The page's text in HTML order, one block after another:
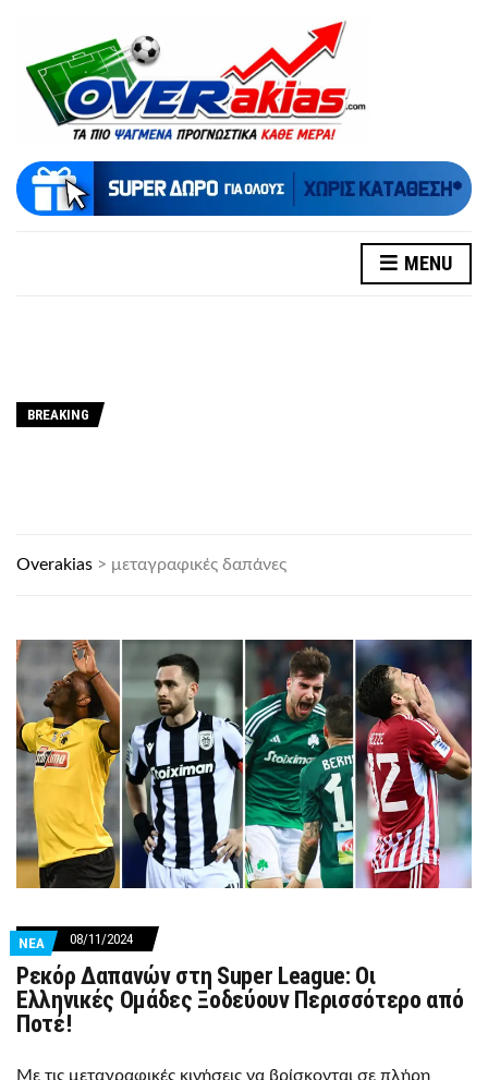
MENU
BREAKING
Overakias > μεταγραφικές δαπάνες
ΝΕΑ 08/11/2024
Ρεκόρ Δαπανών στη Super League: Οι
Ελληνικές Ομάδες Ξοδεύουν Περισσότερο από
Ποτέ!
Με τις μεταγραφικές κινήσεις να βρίσκονται σε πλήρη